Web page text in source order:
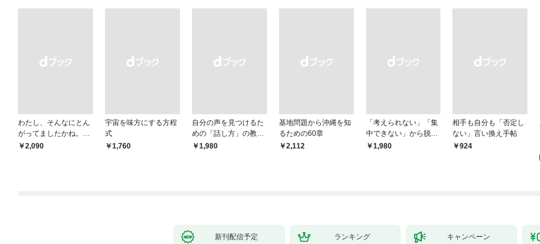
わたし、そんなにとん
がってましたかね。
獅子座、Ａ型、丙午は
￥2,090
宇宙を味方にする方程
式
￥1,760
自分の声を見つけるた
めの「話し方」の教
室 Ｏｒａｃｙ（オラ
￥1,980
基地問題から沖縄を知
るための60章
￥2,112
「考えられない」「集
中できない」から脱
却！ AI時代の読む技
￥1,980
相手も自分も「否定し
ない」言い換え手帖
￥924
新刊配信予定 ランキング キャンペーン